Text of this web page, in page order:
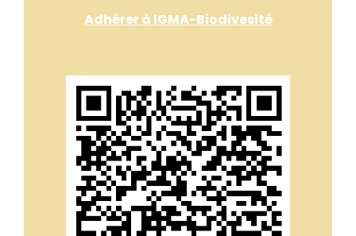
Adhérer à IGMA-Biodivesité